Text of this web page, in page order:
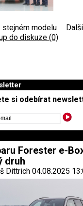
stejném modelu
do diskuze (0)
si odebírat
Forester e-
druh
Dittrich 04.08.2025